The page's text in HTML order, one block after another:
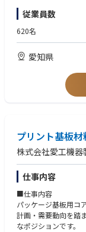
用するなどの製造プ
わずお取引先とのお
す！（英語力は不問で
■魅力
桁成長を遂げ、同社
国内では競合他社が
■入社後の流れ：
ご経験により、お任
強会も月1で半年間
だきながら、将来的
のない部分は入社後
■歓迎要件
・英語での顧客対応経
・要素技術開発のご
従業員数
620名
愛知県
プリント基板
株式会社愛工機器
仕事内容
■仕事内容
パッケージ基板用コ
計画・需要動向を踏
なポジションです。